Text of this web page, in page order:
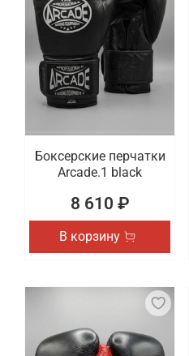
Боксерские перчатки
Arcade.1 black
8 610 ₽
В корзину